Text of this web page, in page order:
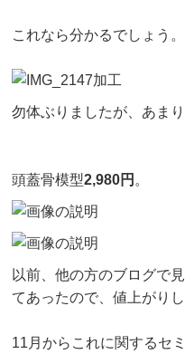
これなら分かるでしょう。
勿体ぶりましたが、あま
頭蓋骨模型2,980円 。
以前、他の方のブログで
てあったので、値上がりし
11月からこれに関するセ